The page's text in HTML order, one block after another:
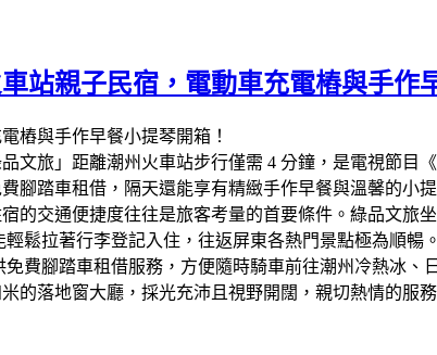
站親子民宿，電動車充電樁與手作
文旅」距離潮州火車站步行僅需 4 分鐘，是電視節目
腳踏車租借，隔天還能享有精緻手作早餐與溫馨的小
的交通便捷度往往是旅客考量的首要條件。綠品文旅
鬆拉著行李登記入住，往返屏東各熱門景點極為順
費腳踏車租借服務，方便隨時騎車前往潮州冷熱冰、
的落地窗大廳，採光充沛且視野開闊，親切熱情的服